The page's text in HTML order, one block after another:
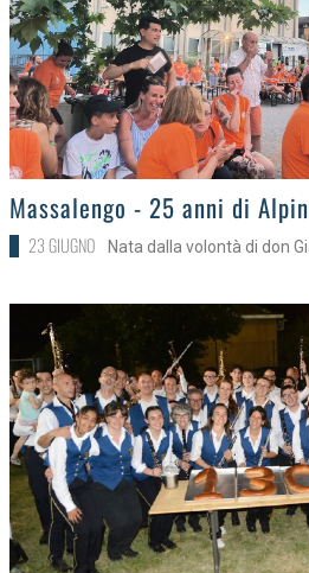
>Massalengo - 25 anni di
23 GIUGNO Nata dalla volontà di don